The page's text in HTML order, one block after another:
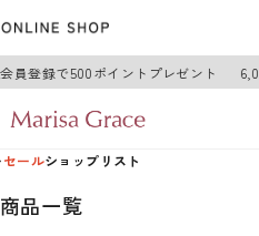
登録で500ポイントプレゼント
セールショップリスト
品一覧